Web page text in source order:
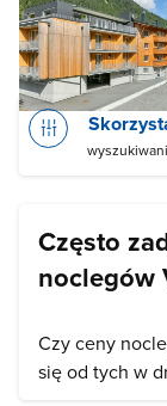
Często
noclegów
Czy ceny
się od tych w